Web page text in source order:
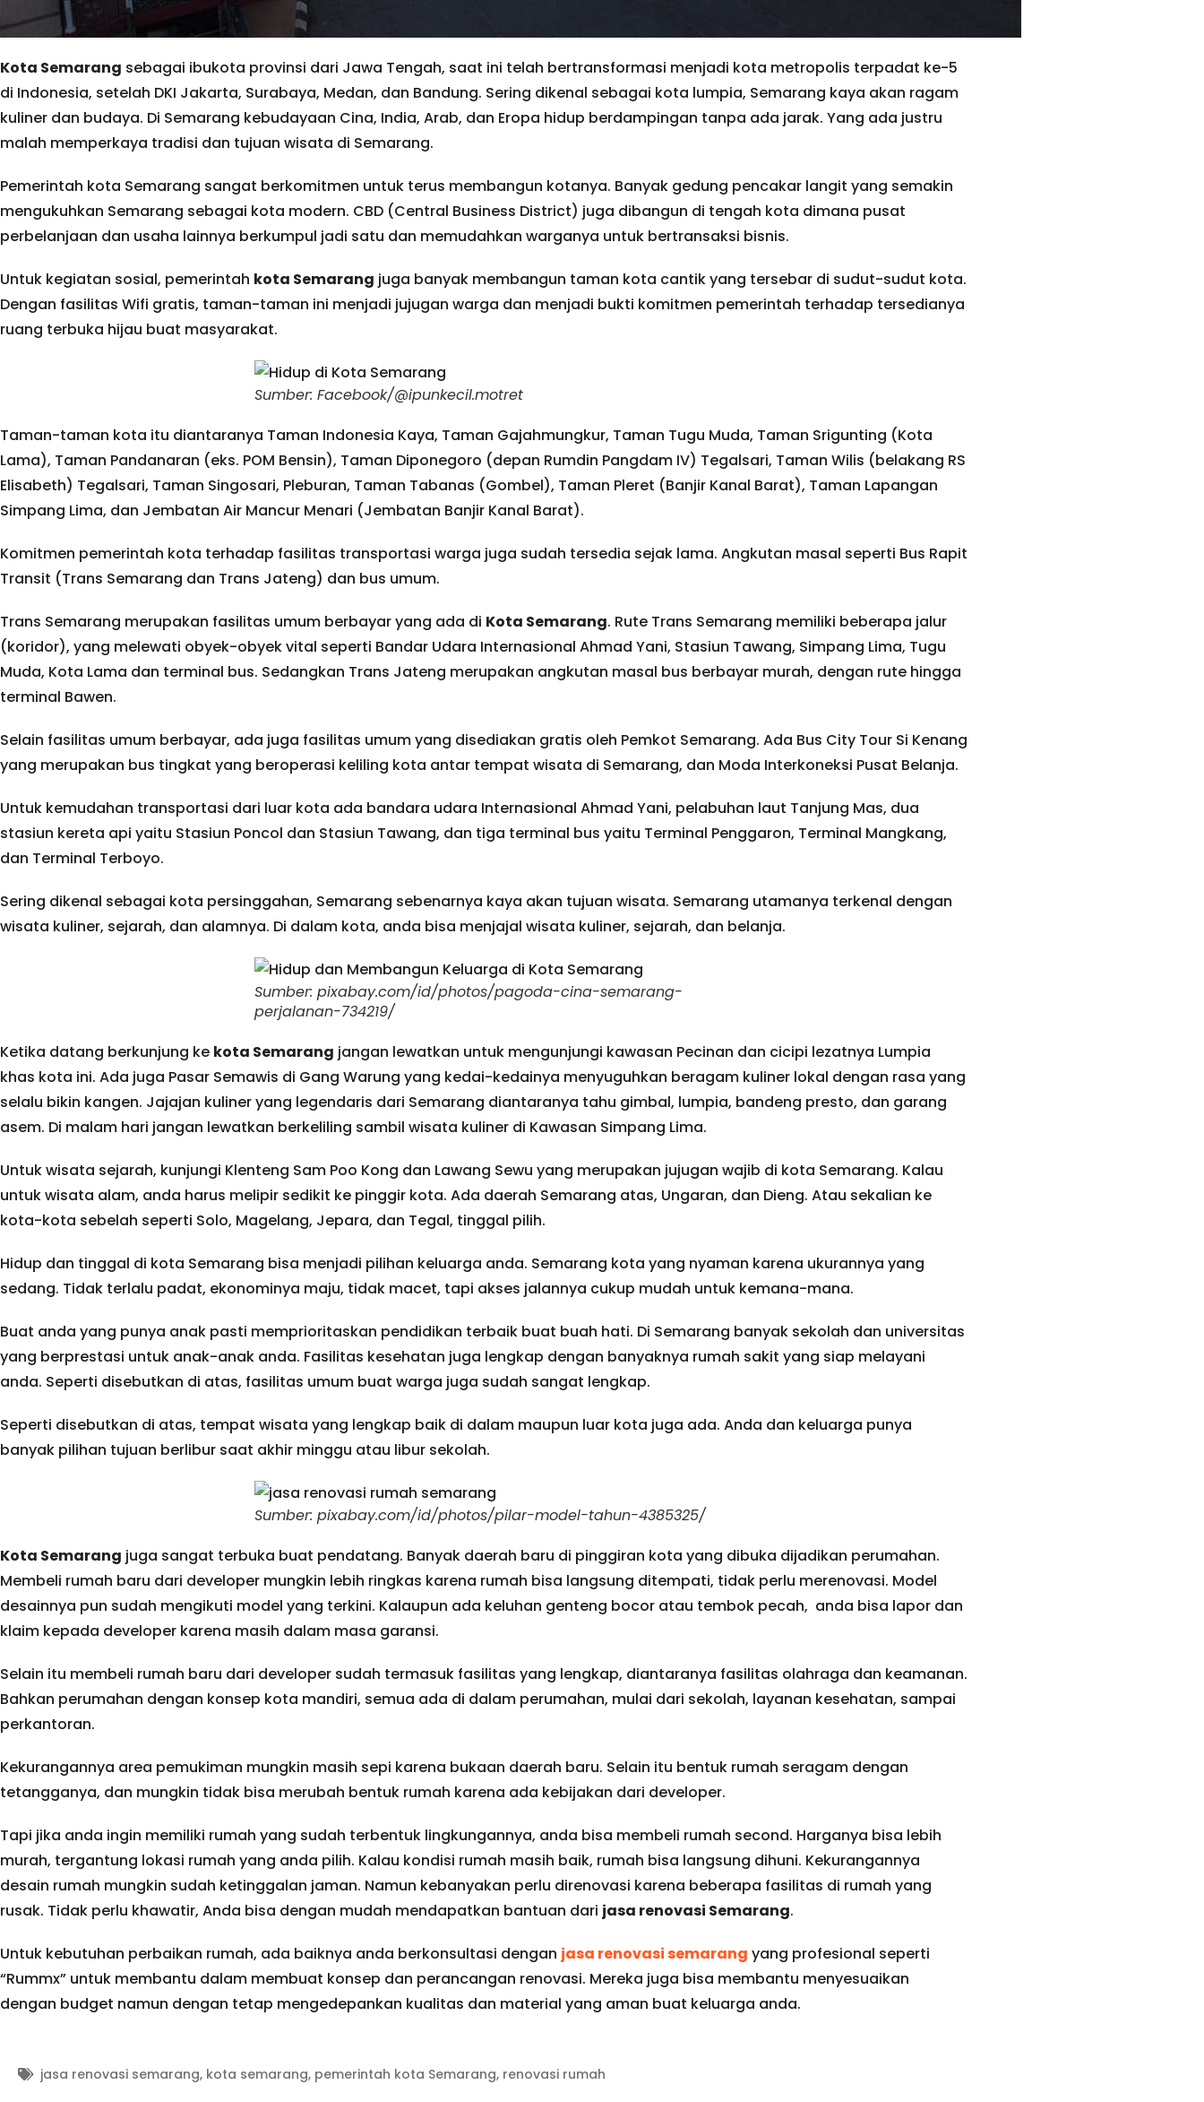
Kota Semarang sebagai ibukota provinsi dari Jawa Tengah, saat ini telah bertransformasi menjadi kota metropolis terpadat ke-5
di Indonesia, setelah DKI Jakarta, Surabaya, Medan, dan Bandung. Sering dikenal sebagai kota lumpia, Semarang kaya akan ragam
kuliner dan budaya. Di Semarang kebudayaan Cina, India, Arab, dan Eropa hidup berdampingan tanpa ada jarak. Yang ada justru
malah memperkaya tradisi dan tujuan wisata di Semarang.
Pemerintah kota Semarang sangat berkomitmen untuk terus membangun kotanya. Banyak gedung pencakar langit yang semakin
mengukuhkan Semarang sebagai kota modern. CBD (Central Business District) juga dibangun di tengah kota dimana pusat
perbelanjaan dan usaha lainnya berkumpul jadi satu dan memudahkan warganya untuk bertransaksi bisnis.
Untuk kegiatan sosial, pemerintah kota Semarang juga banyak membangun taman kota cantik yang tersebar di sudut-sudut kota.
Dengan fasilitas Wifi gratis, taman-taman ini menjadi jujugan warga dan menjadi bukti komitmen pemerintah terhadap tersedianya
ruang terbuka hijau buat masyarakat.
Sumber: Facebook/@ipunkecil.motret
Taman-taman kota itu diantaranya Taman Indonesia Kaya, Taman Gajahmungkur, Taman Tugu Muda, Taman Srigunting (Kota
Lama), Taman Pandanaran (eks. POM Bensin), Taman Diponegoro (depan Rumdin Pangdam IV) Tegalsari, Taman Wilis (belakang RS
Elisabeth) Tegalsari, Taman Singosari, Pleburan, Taman Tabanas (Gombel), Taman Pleret (Banjir Kanal Barat), Taman Lapangan
Simpang Lima, dan Jembatan Air Mancur Menari (Jembatan Banjir Kanal Barat).
Komitmen pemerintah kota terhadap fasilitas transportasi warga juga sudah tersedia sejak lama. Angkutan masal seperti Bus Rapit
Transit (Trans Semarang dan Trans Jateng) dan bus umum.
Trans Semarang merupakan fasilitas umum berbayar yang ada di Kota Semarang. Rute Trans Semarang memiliki beberapa jalur
(koridor), yang melewati obyek-obyek vital seperti Bandar Udara Internasional Ahmad Yani, Stasiun Tawang, Simpang Lima, Tugu
Muda, Kota Lama dan terminal bus. Sedangkan Trans Jateng merupakan angkutan masal bus berbayar murah, dengan rute hingga
terminal Bawen.
Selain fasilitas umum berbayar, ada juga fasilitas umum yang disediakan gratis oleh Pemkot Semarang. Ada Bus City Tour Si Kenang
yang merupakan bus tingkat yang beroperasi keliling kota antar tempat wisata di Semarang, dan Moda Interkoneksi Pusat Belanja.
Untuk kemudahan transportasi dari luar kota ada bandara udara Internasional Ahmad Yani, pelabuhan laut Tanjung Mas, dua
stasiun kereta api yaitu Stasiun Poncol dan Stasiun Tawang, dan tiga terminal bus yaitu Terminal Penggaron, Terminal Mangkang,
dan Terminal Terboyo.
Sering dikenal sebagai kota persinggahan, Semarang sebenarnya kaya akan tujuan wisata. Semarang utamanya terkenal dengan
wisata kuliner, sejarah, dan alamnya. Di dalam kota, anda bisa menjajal wisata kuliner, sejarah, dan belanja.
Sumber: pixabay.com/id/photos/pagoda-cina-semarang-
perjalanan-734219/
Ketika datang berkunjung ke kota Semarang jangan lewatkan untuk mengunjungi kawasan Pecinan dan cicipi lezatnya Lumpia
khas kota ini. Ada juga Pasar Semawis di Gang Warung yang kedai-kedainya menyuguhkan beragam kuliner lokal dengan rasa yang
selalu bikin kangen. Jajajan kuliner yang legendaris dari Semarang diantaranya tahu gimbal, lumpia, bandeng presto, dan garang
asem. Di malam hari jangan lewatkan berkeliling sambil wisata kuliner di Kawasan Simpang Lima.
Untuk wisata sejarah, kunjungi Klenteng Sam Poo Kong dan Lawang Sewu yang merupakan jujugan wajib di kota Semarang. Kalau
untuk wisata alam, anda harus melipir sedikit ke pinggir kota. Ada daerah Semarang atas, Ungaran, dan Dieng. Atau sekalian ke
kota-kota sebelah seperti Solo, Magelang, Jepara, dan Tegal, tinggal pilih.
Hidup dan tinggal di kota Semarang bisa menjadi pilihan keluarga anda. Semarang kota yang nyaman karena ukurannya yang
sedang. Tidak terlalu padat, ekonominya maju, tidak macet, tapi akses jalannya cukup mudah untuk kemana-mana.
Buat anda yang punya anak pasti memprioritaskan pendidikan terbaik buat buah hati. Di Semarang banyak sekolah dan universitas
yang berprestasi untuk anak-anak anda. Fasilitas kesehatan juga lengkap dengan banyaknya rumah sakit yang siap melayani
anda. Seperti disebutkan di atas, fasilitas umum buat warga juga sudah sangat lengkap.
Seperti disebutkan di atas, tempat wisata yang lengkap baik di dalam maupun luar kota juga ada. Anda dan keluarga punya
banyak pilihan tujuan berlibur saat akhir minggu atau libur sekolah.
Sumber: pixabay.com/id/photos/pilar-model-tahun-4385325/
Kota Semarang juga sangat terbuka buat pendatang. Banyak daerah baru di pinggiran kota yang dibuka dijadikan perumahan.
Membeli rumah baru dari developer mungkin lebih ringkas karena rumah bisa langsung ditempati, tidak perlu merenovasi. Model
desainnya pun sudah mengikuti model yang terkini. Kalaupun ada keluhan genteng bocor atau tembok pecah, anda bisa lapor dan
klaim kepada developer karena masih dalam masa garansi.
Selain itu membeli rumah baru dari developer sudah termasuk fasilitas yang lengkap, diantaranya fasilitas olahraga dan keamanan.
Bahkan perumahan dengan konsep kota mandiri, semua ada di dalam perumahan, mulai dari sekolah, layanan kesehatan, sampai
perkantoran.
Kekurangannya area pemukiman mungkin masih sepi karena bukaan daerah baru. Selain itu bentuk rumah seragam dengan
tetangganya, dan mungkin tidak bisa merubah bentuk rumah karena ada kebijakan dari developer.
Tapi jika anda ingin memiliki rumah yang sudah terbentuk lingkungannya, anda bisa membeli rumah second. Harganya bisa lebih
murah, tergantung lokasi rumah yang anda pilih. Kalau kondisi rumah masih baik, rumah bisa langsung dihuni. Kekurangannya
desain rumah mungkin sudah ketinggalan jaman. Namun kebanyakan perlu direnovasi karena beberapa fasilitas di rumah yang
rusak. Tidak perlu khawatir, Anda bisa dengan mudah mendapatkan bantuan dari jasa renovasi Semarang.
Untuk kebutuhan perbaikan rumah, ada baiknya anda berkonsultasi dengan jasa renovasi semarang yang profesional seperti
“Rummx” untuk membantu dalam membuat konsep dan perancangan renovasi. Mereka juga bisa membantu menyesuaikan
dengan budget namun dengan tetap mengedepankan kualitas dan material yang aman buat keluarga anda.
jasa renovasi semarang, kota semarang, pemerintah kota Semarang, renovasi rumah